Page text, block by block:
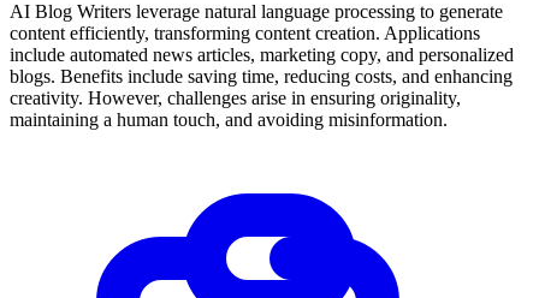
AI Blog Writers leverage natural language processing to generate
content efficiently, transforming content creation. Applications
include automated news articles, marketing copy, and personalized
blogs. Benefits include saving time, reducing costs, and enhancing
creativity. However, challenges arise in ensuring originality,
maintaining a human touch, and avoiding misinformation.